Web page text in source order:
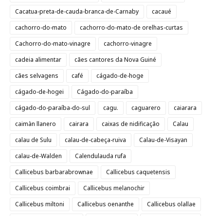
Cacatua-preta-de-cauda-branca-de-Carnaby
cacaué
cachorro-do-mato
cachorro-do-mato-de orelhas-curtas
Cachorro-do-mato-vinagre
cachorro-vinagre
cadeia alimentar
cães cantores da Nova Guiné
cães selvagens
café
cágado-de-hoge
cágado-de-hogei
Cágado-do-paraíba
cágado-do-paraíba-do-sul
cagu. caguarero
caiarara
caimàn llanero
cairara caixas de nidificação
Calau
calau de Sulu
calau-de-cabeça-ruiva
Calau-de-Visayan
calau-de-Walden
Calendulauda rufa
Callicebus barbarabrownae
Callicebus caquetensis
Callicebus coimbrai
Callicebus melanochir
Callicebus miltoni
Callicebus oenanthe Callicebus olallae